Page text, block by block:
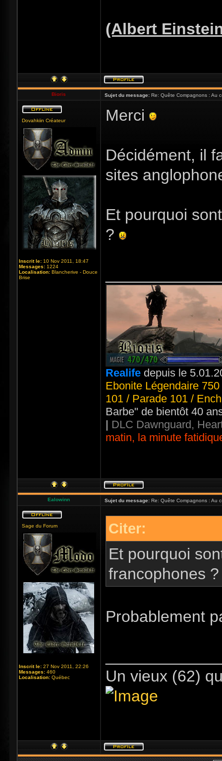
(Albert
Bioris Sujet du message: Re: Quête Compagnons : Au
Dovahkiin Créateur
Inscrit le: 10 Nov 2011, 18:47
Messages: 1224
Localisation: Blancherive - Douce
Brise
Merci
Décidément, il
sites
Et pourquoi
?
Realife depuis le
Ebonite Légendaire
101 / Parade 101 /
Barbe" de bientôt 40
| DLC Dawnguard,
matin, la minute
Ealowinn Sujet du message: Re: Quête Compagnons : Au
Sage du Forum
Inscrit le: 27 Nov 2011, 22:26
Messages: 460
Localisation: Québec
Citer:
Et pourquoi
francophones
Probablement
Un vieux (62)